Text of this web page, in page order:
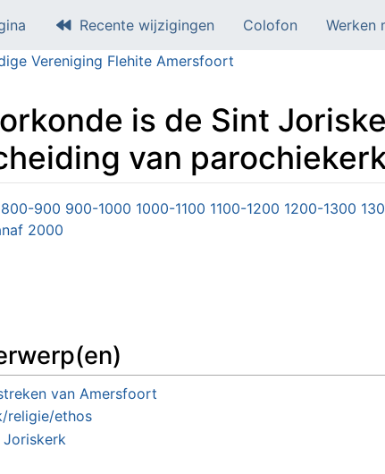
Recente wijzigingen Colofon
Werken
Vereniging Flehite Amersfoort
is de Sint
van
navigatie ,zoeken
800-900 900-1000 1000-1100 1100-1200 1200-1300
2000
van Amersfoort
religie/ethos
Joriskerk